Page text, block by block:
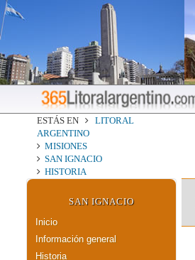
ESTÁS EN
LITORAL
ARGENTINO
MISIONES
SAN IGNACIO
HISTORIA
SAN IGNACIO
Inicio
Información general
Historia